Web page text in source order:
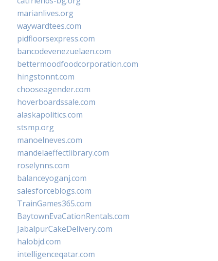
marianlives.org
waywardtees.com
pidfloorsexpress.com
bancodevenezuelaen.com
bettermoodfoodcorporation.com
hingstonnt.com
chooseagender.com
hoverboardssale.com
alaskapolitics.com
stsmp.org
manoelneves.com
mandelaeffectlibrary.com
roselynns.com
balanceyoganj.com
salesforceblogs.com
TrainGames365.com
BaytownEvaCationRentals.com
JabalpurCakeDelivery.com
halobjd.com
intelligenceqatar.com